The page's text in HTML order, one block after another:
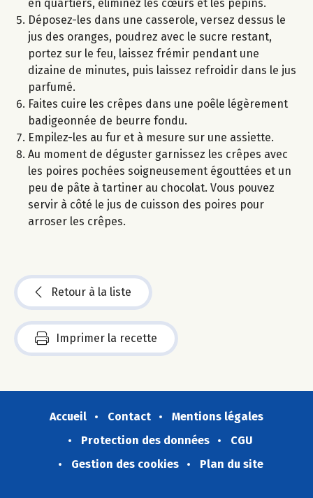
en quartiers, éliminez les cœurs et les pépins.
Déposez-les dans une casserole, versez dessus le
jus des oranges, poudrez avec le sucre restant,
portez sur le feu, laissez frémir pendant une
dizaine de minutes, puis laissez refroidir dans le jus
parfumé.
Faites cuire les crêpes dans une poêle légèrement
badigeonnée de beurre fondu.
Empilez-les au fur et à mesure sur une assiette.
Au moment de déguster garnissez les crêpes avec
les poires pochées soigneusement égouttées et un
peu de pâte à tartiner au chocolat. Vous pouvez
servir à côté le jus de cuisson des poires pour
arroser les crêpes.
Retour à la liste
Imprimer la recette
Accueil Contact
Mentions légales
Protection des données
CGU
Gestion des cookies
Plan du site